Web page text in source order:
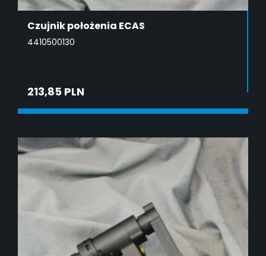
Czujnik położenia ECAS
4410500130
213,85 PLN